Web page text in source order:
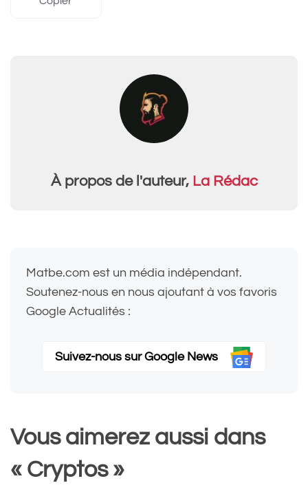
À propos de l'auteur, La Rédac
Matbe.com est un média indépendant.
Soutenez-nous en nous ajoutant à vos favoris
Google Actualités :
Suivez-nous sur Google News
Vous aimerez aussi dans
« Cryptos »